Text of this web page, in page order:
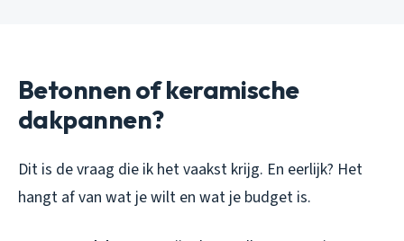
Betonnen of keramische
dakpannen?
Dit is de vraag die ik het vaakst krijg. En eerlijk? Het
hangt af van wat je wilt en wat je budget is.